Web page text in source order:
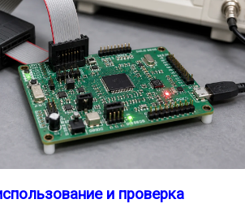
и проверка